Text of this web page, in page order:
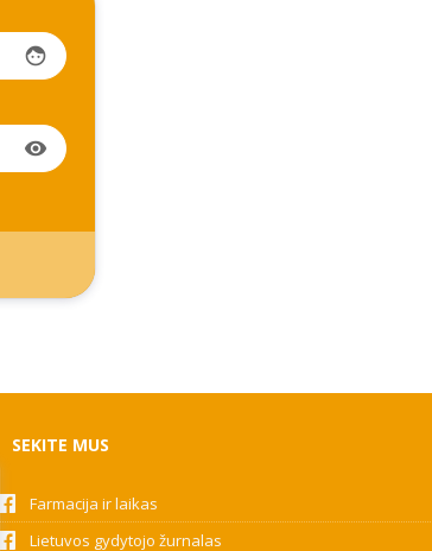
face
visibility
SEKITE MUS
Farmacija ir laikas
Lietuvos gydytojo žurnalas